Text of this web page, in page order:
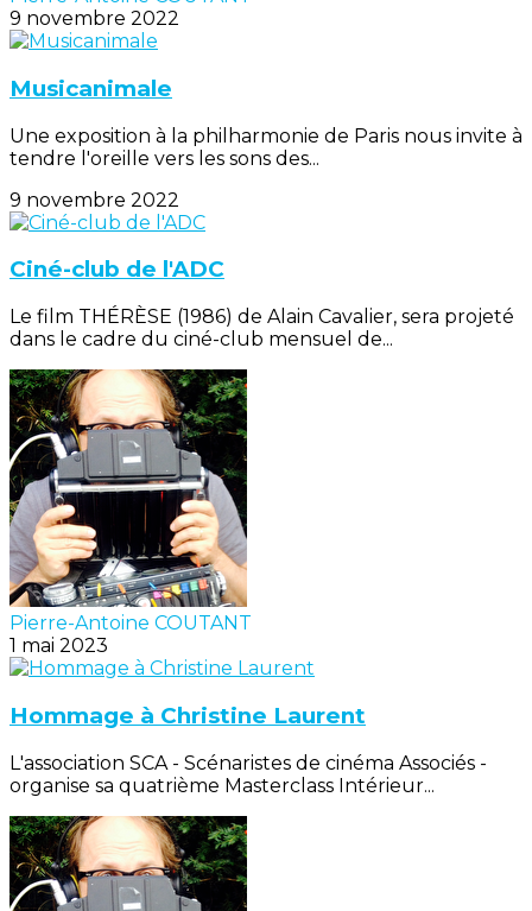
9 novembre 2022
Musicanimale
Une exposition à la philharmonie de Paris nous invite à
tendre l'oreille vers les sons des...
9 novembre 2022
Ciné-club de l'ADC
Le film THÉRÈSE (1986) de Alain Cavalier, sera projeté
dans le cadre du ciné-club mensuel de...
Pierre-Antoine COUTANT
1 mai 2023
Hommage à Christine Laurent
L'association SCA - Scénaristes de cinéma Associés -
organise sa quatrième Masterclass Intérieur...